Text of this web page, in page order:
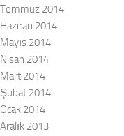
Temmuz 2014
Haziran 2014
Mayıs 2014
Nisan 2014
Mart 2014
Şubat 2014
Ocak 2014
Aralık 2013